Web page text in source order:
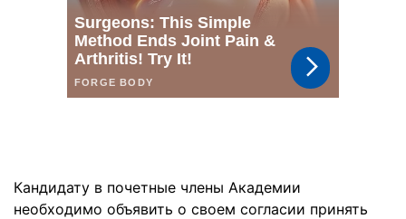
Кандидату в почетные члены Академии
необходимо объявить о своем согласии принять